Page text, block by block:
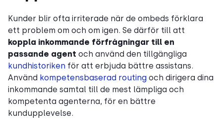
Kunder blir ofta irriterade när de ombeds förklara
ett problem om och om igen. Se därför till att
koppla inkommande förfrågningar till en
passande agent och använd den tillgängliga
kundhistoriken för att erbjuda bättre assistans.
Använd kompetensbaserad routing och dirigera dina
inkommande samtal till de mest lämpliga och
kompetenta agenterna, för en bättre
kundupplevelse.